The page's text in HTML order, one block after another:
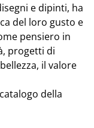
e dipinti, ha
del loro gusto e
pensiero in
progetti di
il valore
della